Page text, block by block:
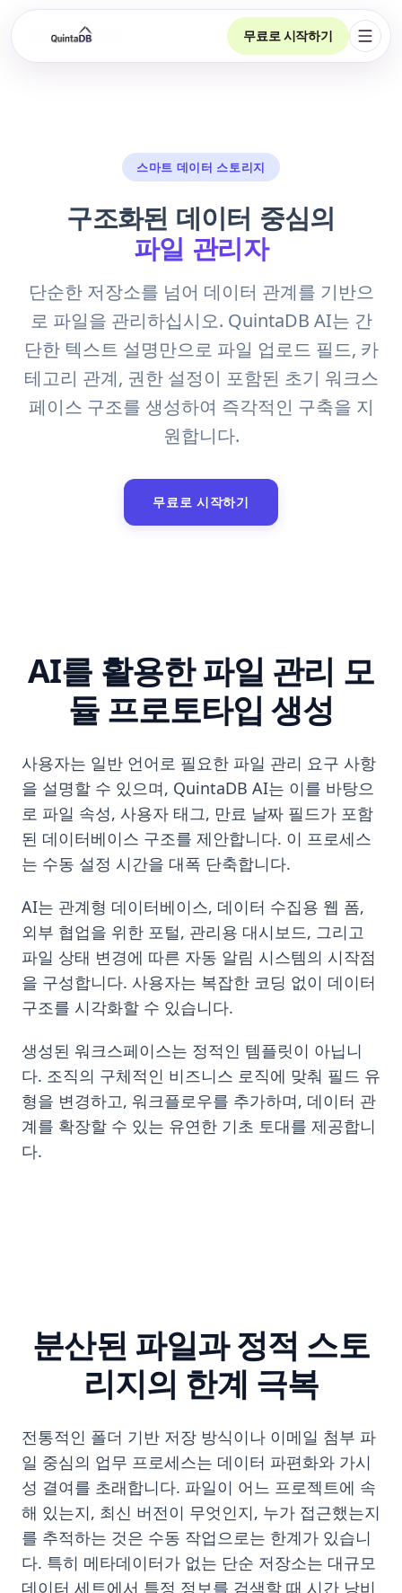
무료로 시작하기
탐색
스마트 데이터 스토리지
구조화된 데이터 중심의
파일 관리자
단순한 저장소를 넘어 데이터 관계를 기반으
로 파일을 관리하십시오. QuintaDB AI는 간
단한 텍스트 설명만으로 파일 업로드 필드, 카
테고리 관계, 권한 설정이 포함된 초기 워크스
페이스 구조를 생성하여 즉각적인 구축을 지
원합니다.
무료로 시작하기
AI를 활용한 파일 관리 모
듈 프로토타입 생성
사용자는 일반 언어로 필요한 파일 관리 요구 사항
을 설명할 수 있으며, QuintaDB AI는 이를 바탕으
로 파일 속성, 사용자 태그, 만료 날짜 필드가 포함
된 데이터베이스 구조를 제안합니다. 이 프로세스
는 수동 설정 시간을 대폭 단축합니다.
AI는 관계형 데이터베이스, 데이터 수집용 웹 폼,
외부 협업을 위한 포털, 관리용 대시보드, 그리고
파일 상태 변경에 따른 자동 알림 시스템의 시작점
을 구성합니다. 사용자는 복잡한 코딩 없이 데이터
구조를 시각화할 수 있습니다.
생성된 워크스페이스는 정적인 템플릿이 아닙니
다. 조직의 구체적인 비즈니스 로직에 맞춰 필드 유
형을 변경하고, 워크플로우를 추가하며, 데이터 관
계를 확장할 수 있는 유연한 기초 토대를 제공합니
다.
분산된 파일과 정적 스토
리지의 한계 극복
전통적인 폴더 기반 저장 방식이나 이메일 첨부 파
일 중심의 업무 프로세스는 데이터 파편화와 가시
성 결여를 초래합니다. 파일이 어느 프로젝트에 속
해 있는지, 최신 버전이 무엇인지, 누가 접근했는지
를 추적하는 것은 수동 작업으로는 한계가 있습니
다. 특히 메타데이터가 없는 단순 저장소는 대규모
데이터 세트에서 특정 정보를 검색할 때 시간 낭비